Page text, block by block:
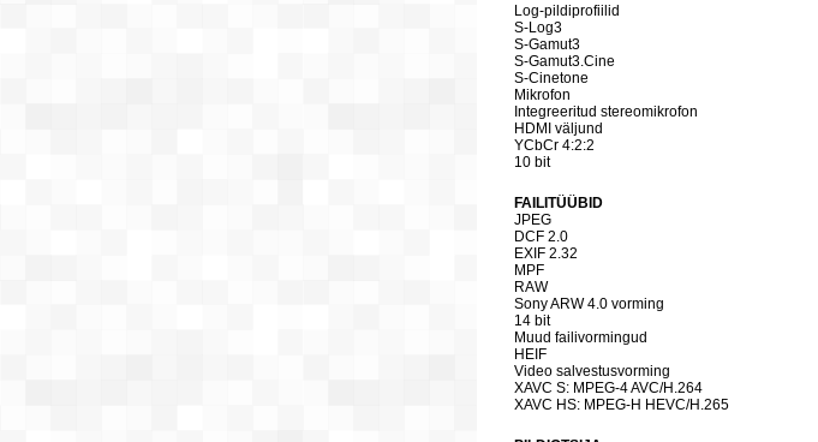
Log-pildiprofiilid
S-Log3
S-Gamut3
S-Gamut3.Cine
S-Cinetone
Mikrofon
Integreeritud stereomikrofon
HDMI väljund
YCbCr 4:2:2
10 bit
FAILITÜÜBID
JPEG
DCF 2.0
EXIF 2.32
MPF
RAW
Sony ARW 4.0 vorming
14 bit
Muud failivormingud
HEIF
Video salvestusvorming
XAVC S: MPEG-4 AVC/H.264
XAVC HS: MPEG-H HEVC/H.265